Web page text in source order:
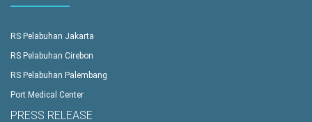
RS Pelabuhan Jakarta
RS Pelabuhan Cirebon
RS Pelabuhan Palembang
Port Medical Center
PRESS RELEASE